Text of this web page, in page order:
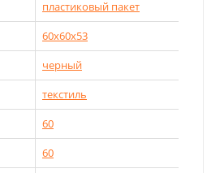
пластиковый пакет
60x60x53
черный
текстиль
60
60